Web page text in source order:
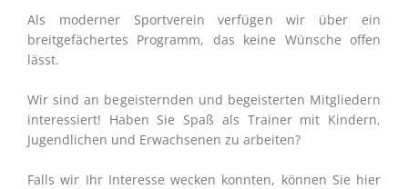
Als moderner Sportverein verfügen wir über ein
breitgefächertes Programm, das keine Wünsche offen
lässt.
Wir sind an begeisternden und begeisterten Mitgliedern
interessiert! Haben Sie Spaß als Trainer mit Kindern,
Jugendlichen und Erwachsenen zu arbeiten?
Falls wir Ihr Interesse wecken konnten, können Sie hier